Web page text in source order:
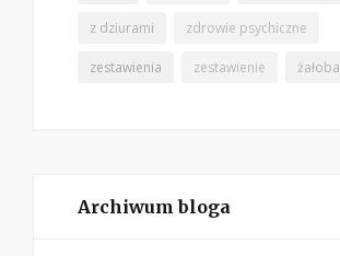
z dziurami zdrowie psychiczne
zestawienia zestawienie żałoba
Archiwum bloga